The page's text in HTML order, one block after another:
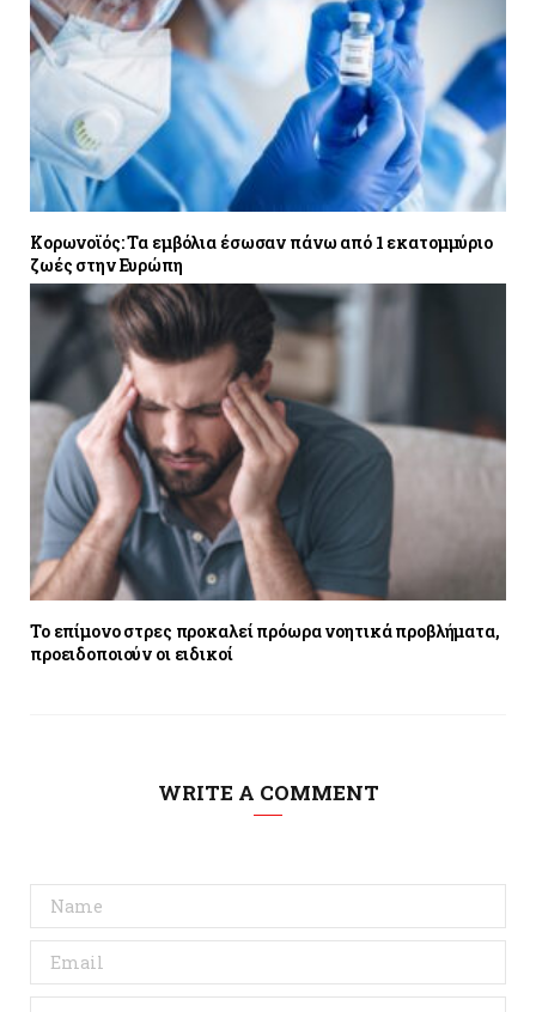
Κορωνοϊός: Τα εμβόλια έσωσαν πάνω από 1 εκατομμύριο
ζωές στην Ευρώπη
Το επίμονο στρες προκαλεί πρόωρα νοητικά προβλήματα,
προειδοποιούν οι ειδικοί
WRITE A COMMENT